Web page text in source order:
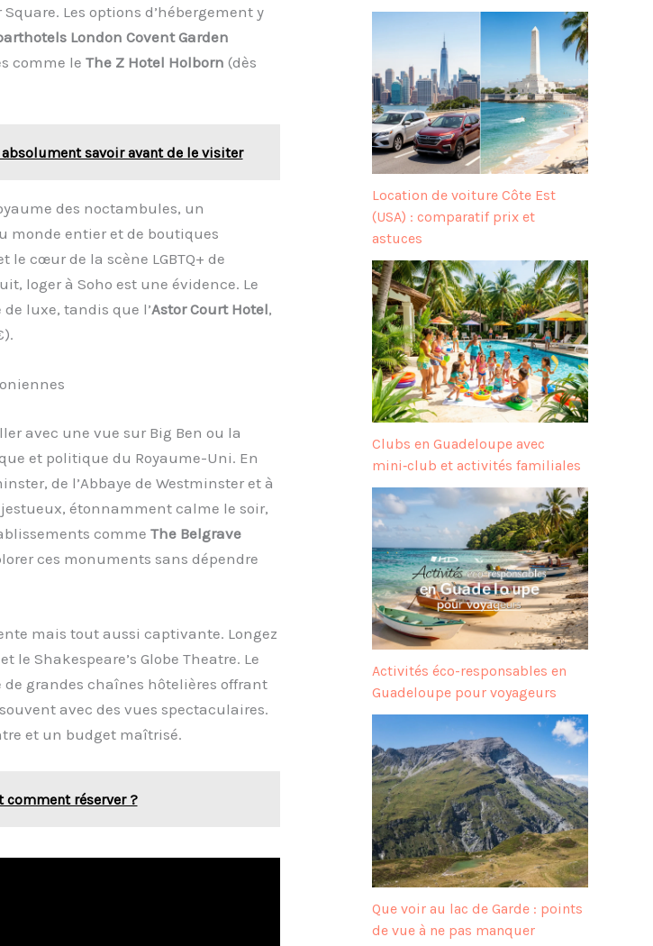
Les options d’hébergement y
London Covent Garden
comme le The Z Hotel Holborn (dès
savoir avant de le visiter
des noctambules, un
monde entier et de boutiques
le cœur de la scène LGBTQ+ de
loger à Soho est une évidence. Le
luxe, tandis que l’Astor Court Hotel,
avec une vue sur Big Ben ou la
et politique du Royaume-Uni. En
de l’Abbaye de Westminster et à
étonnamment calme le soir,
comme The Belgrave
ces monuments sans dépendre
mais tout aussi captivante. Longez
le Shakespeare’s Globe Theatre. Le
grandes chaînes hôtelières offrant
avec des vues spectaculaires.
et un budget maîtrisé.
comment réserver ?
Location de voiture Côte Est
(USA) : comparatif prix et
astuces
Clubs en Guadeloupe avec
mini‑club et activités familiales
Activités éco-responsables en
Guadeloupe pour voyageurs
Que voir au lac de Garde : points
de vue à ne pas manquer